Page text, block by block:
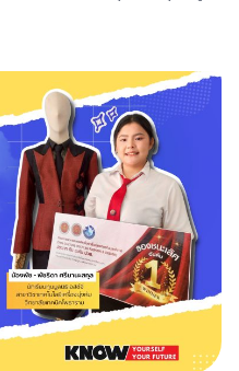
สทางการศึกษาแก่บุตรหลาน
ให้ครอบครัวของผู้ปฏิบัติ
สทางการศึกษาที่จะช่วยสร้าง
นการศึกษาดังกล่าวสะท้อน
นับสนุนการศึกษา ในฐานะ
“โอกาส” คือจุดเริ่มต้นของ
ะยะยาว เบื้องหลังข่าวสารที่
งผู้ทำหน้าที่สื่อสารข้อมูล
ผิดชอบและจริยธรรม มูลนิธิ
งต่อกำลังใจและตอบแทน
บเคลื่อนสังคม ผ่านการ
ของสื่อมวลชนมูลนิธิเอสซีจี